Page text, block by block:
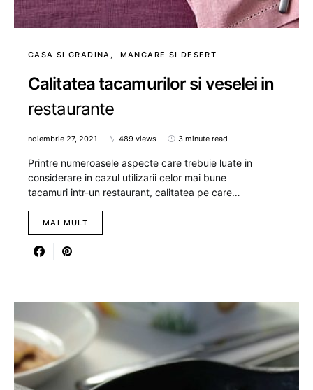
CASA SI GRADINA MANCARE SI DESERT
Calitatea tacamurilor si veselei in
restaurante
noiembrie 27, 2021 489 views 3 minute read
Printre numeroasele aspecte care trebuie luate in
considerare in cazul utilizarii celor mai bune
tacamuri intr-un restaurant, calitatea pe care…
MAI MULT